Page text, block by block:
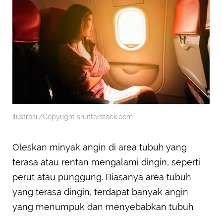
Ilustrasi./Copyright shutterstock.com
Oleskan minyak angin di area tubuh yang
terasa atau rentan mengalami dingin, seperti
perut atau punggung. Biasanya area tubuh
yang terasa dingin, terdapat banyak angin
yang menumpuk dan menyebabkan tubuh